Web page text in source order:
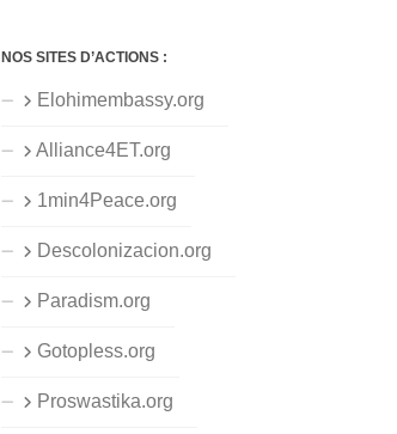
NOS SITES D’ACTIONS :
Elohimembassy.org
Alliance4ET.org
1min4Peace.org
Descolonizacion.org
Paradism.org
Gotopless.org
Proswastika.org